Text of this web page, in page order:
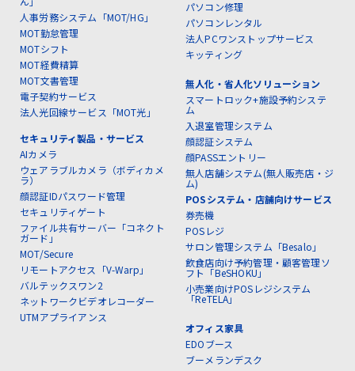
人事労務システム「MOT/HG」
MOT勤怠管理
MOTシフト
MOT経費精算
MOT文書管理
電子契約サービス
法人光回線サービス「MOT光」
セキュリティ製品・サービス
AIカメラ
ウェアラブルカメラ（ボディカメ
ラ）
顔認証IDパスワード管理
セキュリティゲート
ファイル共有サーバー「コネクト
ガード」
MOT/Secure
リモートアクセス「V-Warp」
バルテックスワン2
ネットワークビデオレコーダー
UTMアプライアンス
パソコン修理
パソコンレンタル
法人PCワンストップサービス
キッティング
無人化・省人化ソリューション
スマートロック+施設予約システ
ム
入退室管理システム
顔認証システム
顔PASSエントリー
無人店舗システム(無人販売店・ジ
ム)
POSシステム・店舗向けサービス
券売機
POSレジ
サロン管理システム「Besalo」
飲食店向け予約管理・顧客管理ソ
フト「BeSHOKU」
小売業向けPOSレジシステム
「ReTELA」
オフィス家具
EDOブース
ブーメランデスク